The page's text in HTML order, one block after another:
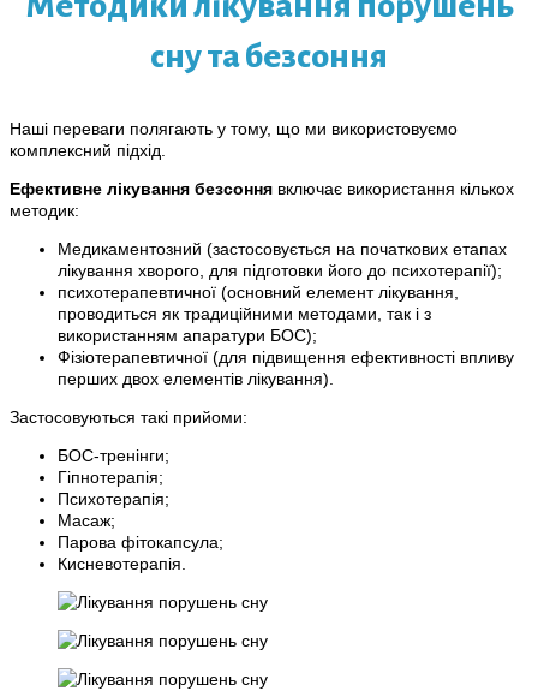
сну та безсоння
Наші переваги полягають у тому, що ми використовуємо
комплексний підхід.
Ефективне лікування безсоння включає використання кількох
методик:
Медикаментозний (застосовується на початкових етапах
лікування хворого, для підготовки його до психотерапії);
психотерапевтичної (основний елемент лікування,
проводиться як традиційними методами, так і з
використанням апаратури БОС);
Фізіотерапевтичної (для підвищення ефективності впливу
перших двох елементів лікування).
Застосовуються такі прийоми:
БОС-тренінги;
Гіпнотерапія;
Психотерапія;
Масаж;
Парова фітокапсула;
Кисневотерапія.